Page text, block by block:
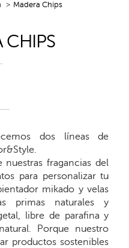
Madera Chips
CHIPS
dos líneas de
nuestras fragancias del
para personalizar tu
mikado y velas
primas naturales y
libre de parafina y
Porque nuestro
productos sostenibles